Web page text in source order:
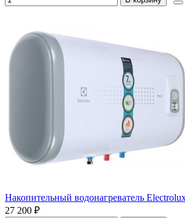
Накопительный водонагреватель
27 200 ₽